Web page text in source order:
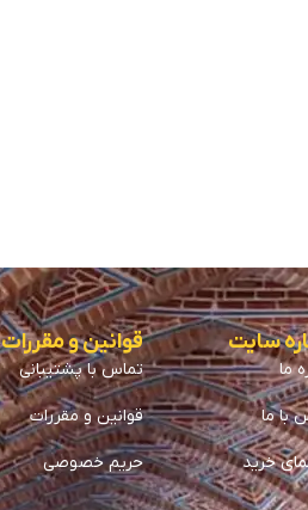
سایت
ما
با ما
خرید
قوانین و مقررات
تماس با پشتیبانی
قوانین و مقررات
حریم خصوصی